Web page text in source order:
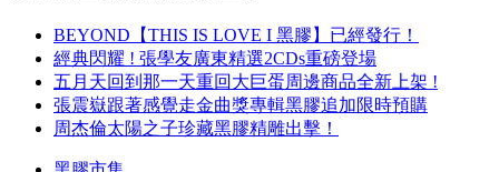
BEYOND【THIS IS LOVE I 黑膠】已經發行！
經典閃耀 ! 張學友廣東精選2CDs重磅登場
五月天回到那一天重回大巨蛋周邊商品全新上架 !
張震嶽跟著感覺走金曲獎專輯黑膠追加限時預購
周杰倫太陽之子珍藏黑膠精雕出擊！